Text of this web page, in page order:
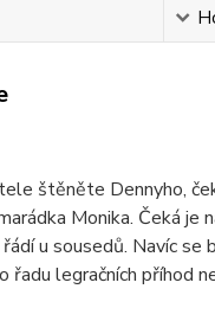
štěněte Dennyho,
Monika. Čeká
u sousedů. Navíc
řadu legračních příhod